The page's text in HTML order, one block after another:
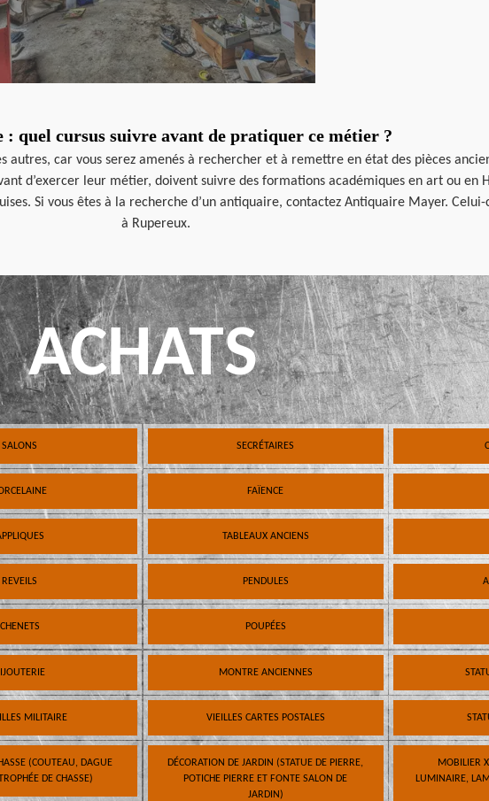
quel cursus suivre avant de pratiquer ce métier ?
autres, car vous serez amenés à rechercher et à remettre en état des pièces
d’exercer leur métier, doivent suivre des formations académiques en art ou en
Si vous êtes à la recherche d’un antiquaire, contactez Antiquaire Mayer.
à Rupereux.
ACHATS
SALONS SECRÉTAIRES
FAÏENCE
TABLEAUX ANCIENS
REVEILS PENDULES
CHENETS POUPÉES
MONTRE ANCIENNES
MILITAIRE VIEILLES CARTES POSTALES
(COUTEAU, DAGUE
DE CHASSE)
DÉCORATION DE JARDIN (STATUE DE PIERRE,
POTICHE PIERRE ET FONTE SALON DE
JARDIN)
MOBILIER
LUMINAIRE,